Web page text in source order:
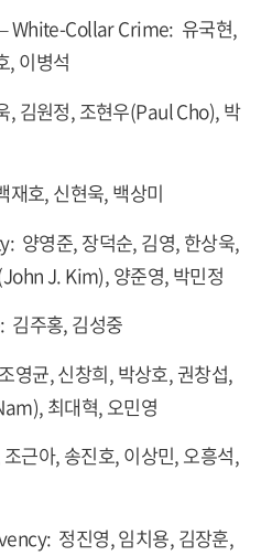
White-Collar Crime: 유국현,
, 이병석
김원정, 조현우(Paul Cho), 박
호, 신현욱, 백상미
영준, 장덕순, 김영, 한상욱,
J. Kim), 양준영, 박민정
주홍, 김성중
균, 신창희, 박상호, 권창섭,
최대혁, 오민영
근아, 송진호, 이상민, 오흥석,
정진영, 임치용, 김장훈,